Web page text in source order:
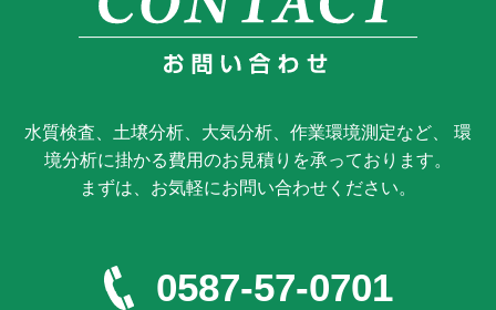
水質検査、土壌分析、大気分析、作業環境測定など、 環
境分析に掛かる費用のお見積りを承っております。
まずは、お気軽にお問い合わせください。
0587-57-0701